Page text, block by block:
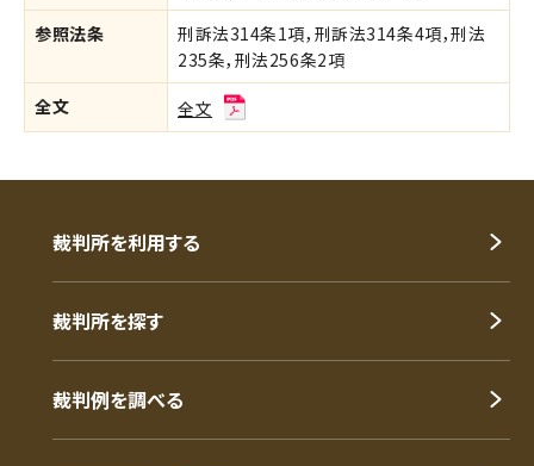
参照法条
刑訴法314条1項，刑訴法314条4項，刑法
235条，刑法256条2項
全文
全文
裁判所を利用する
裁判所を探す
裁判例を調べる